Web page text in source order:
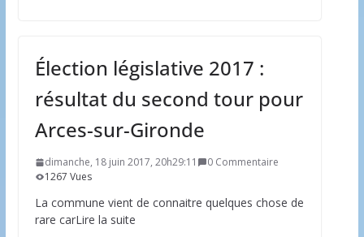
Élection législative 2017 :
résultat du second tour pour
Arces-sur-Gironde
dimanche, 18 juin 2017, 20h29:11
0 Commentaire
1267 Vues
La commune vient de connaitre quelques chose de
rare carLire la suite